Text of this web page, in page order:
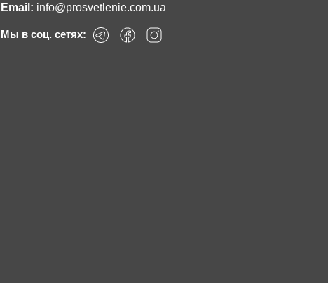
Email: info@prosvetlenie.com.ua
Мы в соц. сетях: